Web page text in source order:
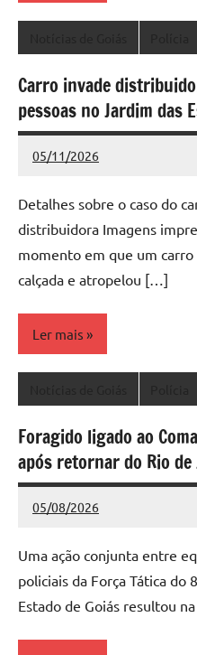
Carro invade
pessoas no Jardim das
05/11/2026
Redação
Nenhum
Detalhes sobre o caso do
distribuidora Imagens
momento em que um
calçada e atropelou […]
Ler mais
Foragido ligado ao
após retornar do Rio de
05/08/2026
Redação
Nenhum
Uma ação conjunta entre
policiais da Força Tática do
Estado de Goiás resultou